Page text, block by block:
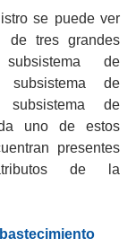
se puede ver
de tres grandes
de
subsistema de
de
uno de estos
presentes
de la